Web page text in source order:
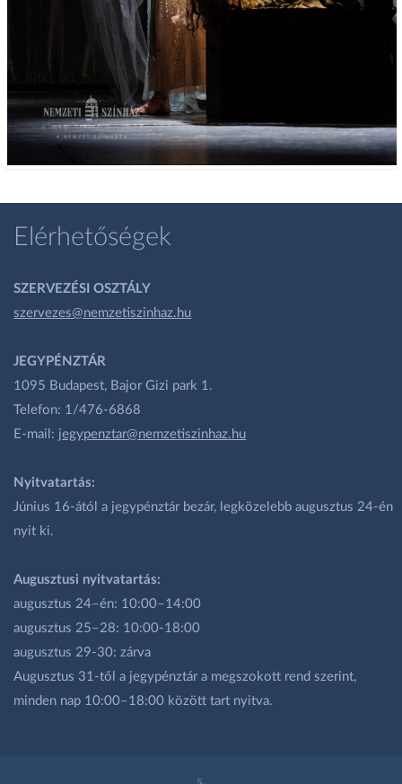
Elérhetőségek
SZERVEZÉSI OSZTÁLY
szervezes@nemzetiszinhaz.hu
JEGYPÉNZTÁR
1095 Budapest, Bajor Gizi park 1.
Telefon: 1/476-6868
E-mail: jegypenztar@nemzetiszinhaz.hu
Nyitvatartás:
Június 16-ától a jegypénztár bezár, legközelebb augusztus 24-én
nyit ki.
Augusztusi nyitvatartás:
augusztus 24–én: 10:00–14:00
augusztus 25–28: 10:00-18:00
augusztus 29-30: zárva
Augusztus 31-től a jegypénztár a megszokott rend szerint,
minden nap 10:00–18:00 között tart nyitva.